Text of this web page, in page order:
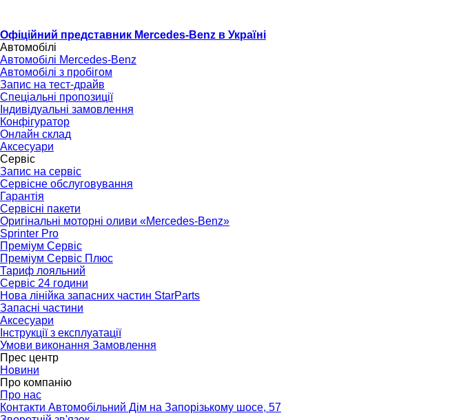
Офіційний представник Mercedes-Benz в Україні
Автомобілі
Автомобілі Mercedes-Benz
Автомобілі з пробігом
Запис на тест-драйв
Спеціальні пропозиції
Індивідуальні замовлення
Конфігуратор
Онлайн склад
Аксесуари
Сервіс
Запис на сервіс
Сервісне обслуговування
Гарантія
Сервісні пакети
Оригінальні моторні оливи «Mercedes-Benz»
Sprinter Pro
Преміум Сервіс
Преміум Сервіс Плюс
Тариф лояльний
Сервіс 24 години
Нова лінійка запасних частин StarParts
Запасні частини
Аксесуари
Інструкції з експлуатації
Умови виконання Замовлення
Прес центр
Новини
Про компанію
Про нас
Контакти Автомобільний Дім на Запорізькому шосе, 57